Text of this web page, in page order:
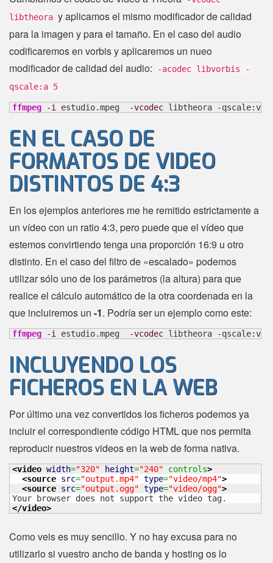
libtheora y aplicamos el mismo modificador de calidad
para la imagen y para el tamaño. En el caso del audio
codificaremos en vorbis y aplicaremos un nueo
modificador de calidad del audio:
-acodec libvorbis -
qscale:a 5
ffmpeg -i estudio.mpeg -vcodec libtheora -qscale:v
EN EL CASO DE
FORMATOS DE VIDEO
DISTINTOS DE 4:3
En los ejemplos anteriores me he remitido estrictamente a
un vídeo con un ratio 4:3, pero puede que el vídeo que
estemos convirtiendo tenga una proporción 16:9 u otro
distinto. En el caso del filtro de «escalado» podemos
utilizar sólo uno de los parámetros (la altura) para que
realice el cálculo automático de la otra coordenada en la
que incluiremos un -1. Podría ser un ejemplo como este:
ffmpeg -i estudio.mpeg -vcodec libtheora -qscale:v
INCLUYENDO LOS
FICHEROS EN LA WEB
Por último una vez convertidos los ficheros podemos ya
incluir el correspondiente código HTML que nos permita
reproducir nuestros videos en la web de forma nativa.
<video width="320" height="240" controls>
<source src="output.mp4" type="video/mp4">
<source src="output.ogg" type="video/ogg">
</video>
Como veis es muy sencillo. Y no hay excusa para no
utilizarlo si vuestro ancho de banda y hosting os lo